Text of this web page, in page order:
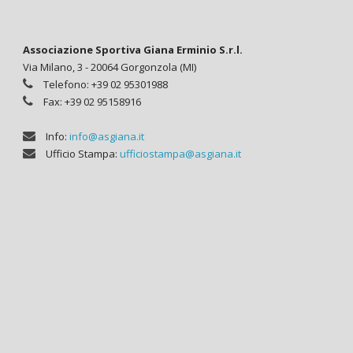
Associazione Sportiva Giana Erminio S.r.l.
Via Milano, 3 - 20064 Gorgonzola (MI)
Telefono: +39 02 95301988
Fax: +39 02 95158916
Info: info@asgiana.it
Ufficio Stampa: ufficiostampa@asgiana.it